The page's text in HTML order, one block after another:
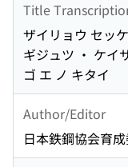
Title
ザイリョウ セッ
ギジュツ ・ ケイ
ゴ エ ノ キタイ
Author/Editor
日本鉄鋼協会育